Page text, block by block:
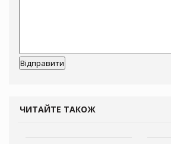
ЧИТАЙТЕ ТАКОЖ